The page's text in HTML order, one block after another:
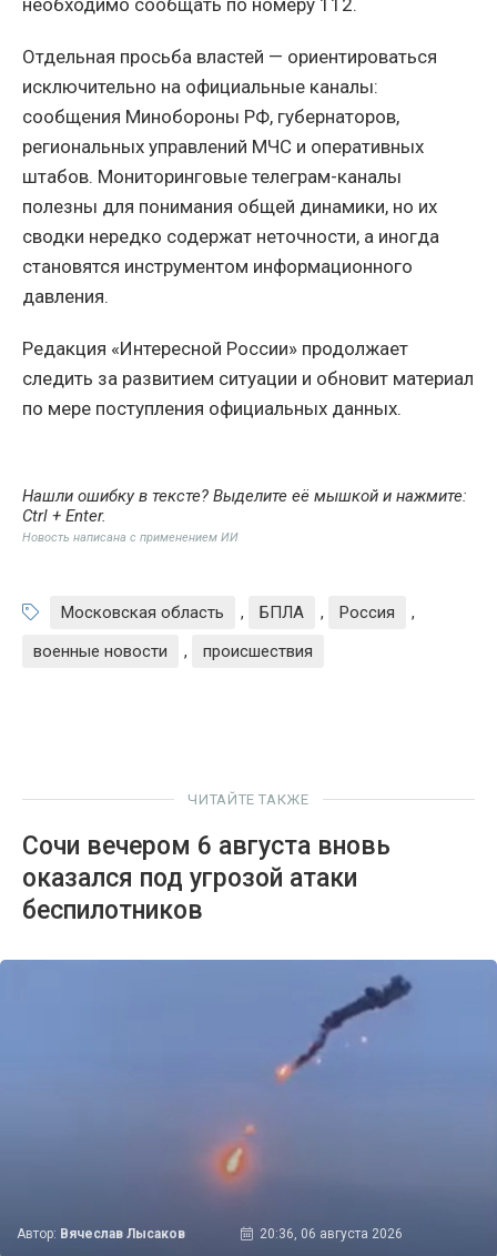
Отдельная просьба властей — ориентироваться
исключительно на официальные каналы:
сообщения Минобороны РФ, губернаторов,
региональных управлений МЧС и оперативных
штабов. Мониторинговые телеграм-каналы
полезны для понимания общей динамики, но их
сводки нередко содержат неточности, а иногда
становятся инструментом информационного
давления.
Редакция «Интересной России» продолжает
следить за развитием ситуации и обновит материал
по мере поступления официальных данных.
Нашли ошибку в тексте? Выделите её мышкой и нажмите:
Ctrl + Enter.
Новость написана с применением ИИ
Московская область , БПЛА , Россия
,
военные новости
, происшествия
ЧИТАЙТЕ ТАКЖЕ
Сочи вечером 6 августа вновь
оказался под угрозой атаки
беспилотников
Автор: Вячеслав Лысаков 20:36, 06 августа 2026